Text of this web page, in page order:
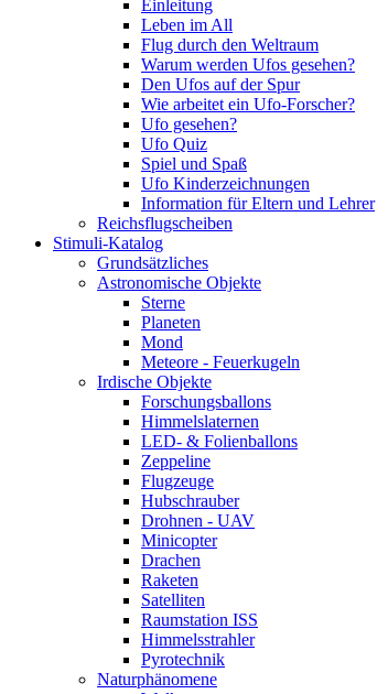
Einleitung
Leben im All
Flug durch den Weltraum
Warum werden Ufos gesehen?
Den Ufos auf der Spur
Wie arbeitet ein Ufo-Forscher?
Ufo gesehen?
Ufo Quiz
Spiel und Spaß
Ufo Kinderzeichnungen
Information für Eltern und Lehrer
Reichsflugscheiben
Stimuli-Katalog
Grundsätzliches
Astronomische Objekte
Sterne
Planeten
Mond
Meteore - Feuerkugeln
Irdische Objekte
Forschungsballons
Himmelslaternen
LED- & Folienballons
Zeppeline
Flugzeuge
Hubschrauber
Drohnen - UAV
Minicopter
Drachen
Raketen
Satelliten
Raumstation ISS
Himmelsstrahler
Pyrotechnik
Naturphänomene